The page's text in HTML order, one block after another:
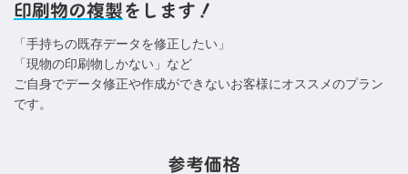
印刷物の複製 をします！
「手持ちの既存データを修正したい」
「現物の印刷物しかない」など
ご自身でデータ修正や作成ができないお客様にオススメのプラン
です。
参考価格